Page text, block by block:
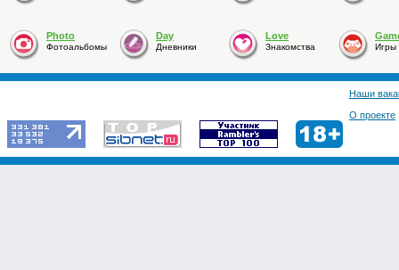
Photo
Фотоальбомы
Day
Дневники
Love
Знакомства Игры
Наши
О проекте